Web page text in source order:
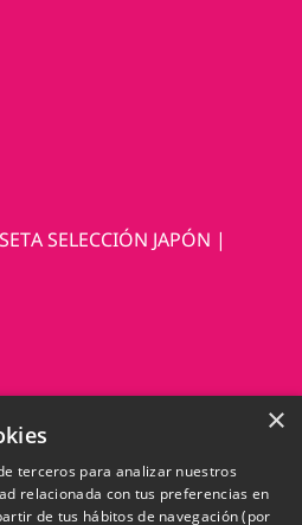
SELECCIÓN JAPÓN |
×
terceros para analizar nuestros
relacionada con tus preferencias en
de tus hábitos de navegación (por